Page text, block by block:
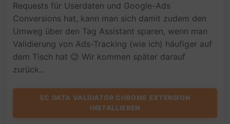
Requests für Userdaten und Google-Ads
Conversions hat, kann man sich damit zudem den
Umweg über den Tag Assistant sparen, wenn man
Validierung von Ads-Tracking (wie ich) häufiger auf
dem Tisch hat 😉 Wir kommen später darauf
zurück...
EC DATA VALIDATOR CHROME EXTENSION
INSTALLIEREN